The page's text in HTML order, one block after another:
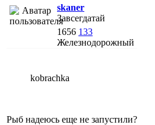
skaner
Завсегдатай
1656 133
Железнодорожный
kobrachka
Рыб надеюсь еще не запустили?